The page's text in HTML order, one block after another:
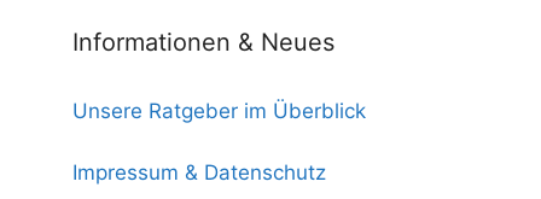
Informationen & Neues
Unsere Ratgeber im Überblick
Impressum & Datenschutz